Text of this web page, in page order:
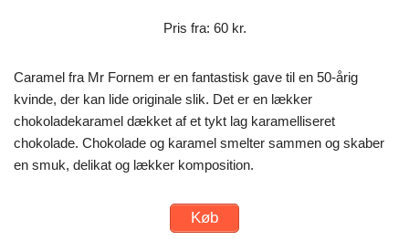
Pris fra: 60 kr.
Caramel fra Mr Fornem er en fantastisk gave til en 50-årig
kvinde, der kan lide originale slik. Det er en lækker
chokoladekaramel dækket af et tykt lag karamelliseret
chokolade. Chokolade og karamel smelter sammen og skaber
en smuk, delikat og lækker komposition.
Køb